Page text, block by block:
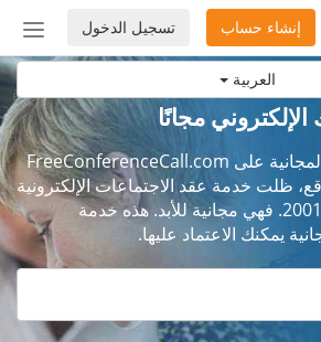
العربية
أو
تسجيل الدخول إنشاء حساب
مجانًا
حقًا، عقد الاجتماعات المجانية على FreeConferenceCall.com
ظلت خدمة عقد الاجتماعات الإلكترونية
بدون حجز مجانية منذ 2001. فهي مجانية للأبد. هذه خدمة
يمكنك الاعتماد عليها.